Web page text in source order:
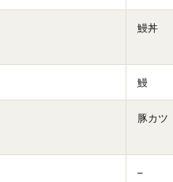
鰻丼
鰻
豚カツ
–